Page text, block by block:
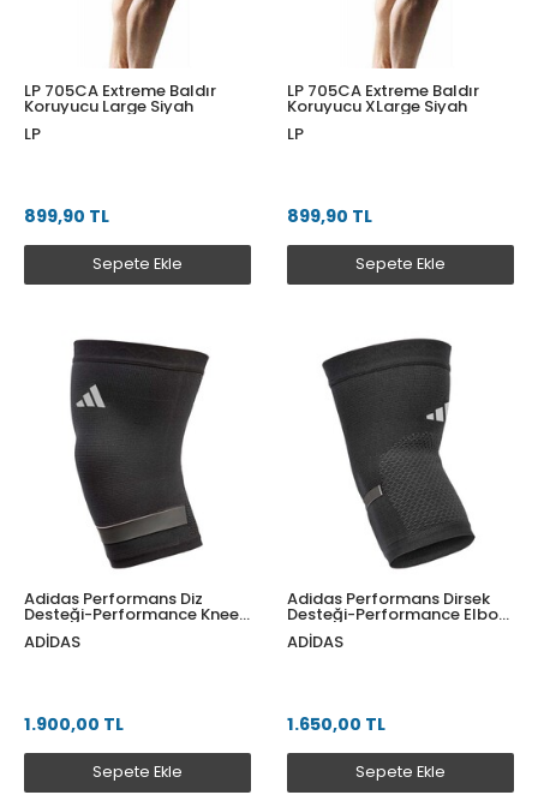
LP 705CA Extreme Baldır
Koruyucu Large Siyah
LP
899,90 TL
Sepete Ekle
LP 705CA Extreme Baldır
Koruyucu XLarge Siyah
LP
899,90 TL
Sepete Ekle
Adidas Performans Diz
Desteği-Performance Knee
Support - S ADSU-13321-NL
ADIDAS
1.900,00 TL
Sepete Ekle
Adidas Performans Dirsek
Desteği-Performance Elbow
Support - S ADSU-13331-NL
ADIDAS
1.650,00 TL
Sepete Ekle